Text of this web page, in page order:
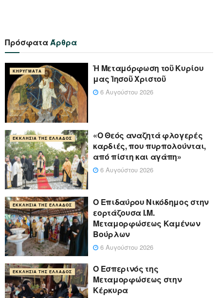
ΠρόσφαταΆρθρα
ΚΗΡΎΓΜΑΤΑ
Ἡ Μεταμόρφωση τοῦ Κυρίου
μας Ἰησοῦ Χριστοῦ
6 Αυγούστου 2026
ΕΚΚΛΗΣΊΑ ΤΗΣ ΕΛΛΆΔΟΣ
«Ο Θεός αναζητά φλογερές
καρδιές, που πυρπολούνται,
από πίστη και αγάπη»
6 Αυγούστου 2026
ΕΚΚΛΗΣΊΑ ΤΗΣ ΕΛΛΆΔΟΣ
Ο Επιδαύρου Νικόδημος στην
εορτάζουσα Ι.Μ.
Μεταμορφώσεως Καμένων
Βούρλων
6 Αυγούστου 2026
ΕΚΚΛΗΣΊΑ ΤΗΣ ΕΛΛΆΔΟΣ
Ο Εσπερινός της
Μεταμορφώσεως στην
Κέρκυρα